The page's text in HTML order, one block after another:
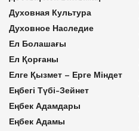
Духовная Культура
Духовное Наследие
Ел Болашағы
Ел Қорғаны
Елге Қызмет – Ерге Міндет
Еңбегі Түбі-Зейнет
Еңбек Адамдары
Еңбек Адамы